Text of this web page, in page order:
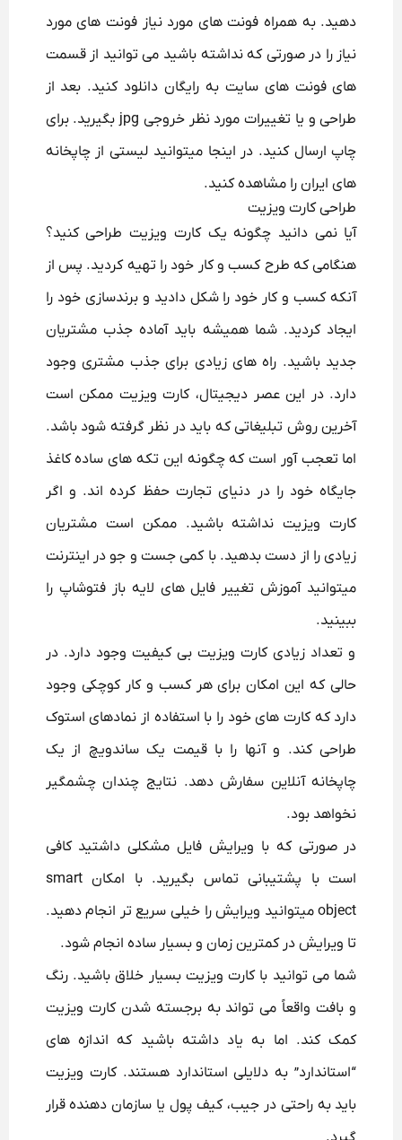
دهید. به همراه فونت های مورد نیاز فونت های مورد
نیاز را در صورتی که نداشته باشید می توانید از قسمت
های فونت های سایت به رایگان دانلود کنید. بعد از
طراحی و یا تغییرات مورد نظر خروجی jpg بگیرید. برای
چاپ ارسال کنید. در اینجا میتوانید لیستی از چاپخانه
های ایران را مشاهده کنید.
طراحی کارت ویزیت
آیا نمی دانید چگونه یک کارت ویزیت طراحی کنید؟
هنگامی که طرح کسب و کار خود را تهیه کردید. پس از
آنکه کسب و کار خود را شکل دادید و برندسازی خود را
ایجاد کردید. شما همیشه باید آماده جذب مشتریان
جدید باشید. راه های زیادی برای جذب مشتری وجود
دارد. در این عصر دیجیتال، کارت ویزیت ممکن است
آخرین روش تبلیغاتی که باید در نظر گرفته شود باشد.
اما تعجب آور است که چگونه این تکه های ساده کاغذ
جایگاه خود را در دنیای تجارت حفظ کرده اند. و اگر
کارت ویزیت نداشته باشید. ممکن است مشتریان
زیادی را از دست بدهید. با کمی جست و جو در اینترنت
میتوانید آموزش تغییر فایل های لایه باز فتوشاپ را
ببینید.
و تعداد زیادی کارت ویزیت بی کیفیت وجود دارد. در
حالی که این امکان برای هر کسب و کار کوچکی وجود
دارد که کارت های خود را با استفاده از نمادهای استوک
طراحی کند. و آنها را با قیمت یک ساندویچ از یک
چاپخانه آنلاین سفارش دهد. نتایج چندان چشمگیر
نخواهد بود.
در صورتی که با ویرایش فایل مشکلی داشتید کافی
است با پشتیبانی تماس بگیرید. با امکان smart
object میتوانید ویرایش را خیلی سریع تر انجام دهید.
تا ویرایش در کمترین زمان و بسیار ساده انجام شود.
شما می توانید با کارت ویزیت بسیار خلاق باشید. رنگ
و بافت واقعاً می تواند به برجسته شدن کارت ویزیت
کمک کند. اما به یاد داشته باشید که اندازه های
“استاندارد” به دلایلی استاندارد هستند. کارت ویزیت
باید به راحتی در جیب، کیف پول یا سازمان دهنده قرار